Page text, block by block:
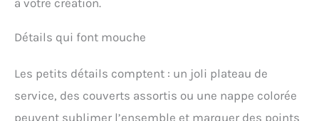
à votre création.
Détails qui font mouche
Les petits détails comptent : un joli plateau de
service, des couverts assortis ou une nappe colorée
peuvent sublimer l’ensemble et marquer des points